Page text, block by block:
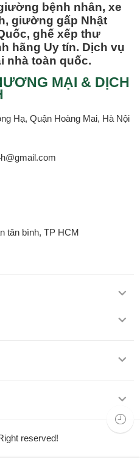
bệnh nhân, xe
giường gấp Nhật
ghế xếp thư
hãng Uy tín. Dịch vụ
nhà toàn quốc.
MẠI & DỊCH
Hạ, Quận Hoàng Mai, Hà Nội
tân bình, TP HCM
reserved!